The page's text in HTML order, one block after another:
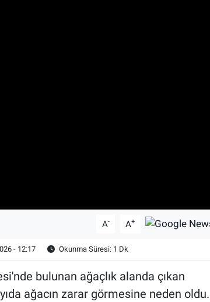
A- A+
- 12:17 Okunma Süresi: 1 Dk
bulunan ağaçlık alanda çıkan
ağacın zarar görmesine neden oldu.